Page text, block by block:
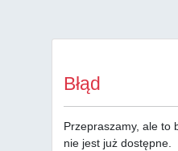
Błąd
Przepraszamy, ale to
nie jest już dostępne.